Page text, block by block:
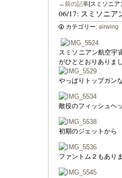
←前の記事[スミソニ
06/17: スミソニア
カテゴリー: airwing
スミソニアン航空宇
がひととおりありまし
やっぱりトップガン
敵役のフィッシュヘ
初期のジェットから
ファントム２もあり